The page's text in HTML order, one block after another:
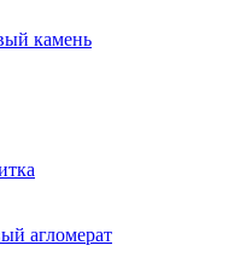
камень
агломерат